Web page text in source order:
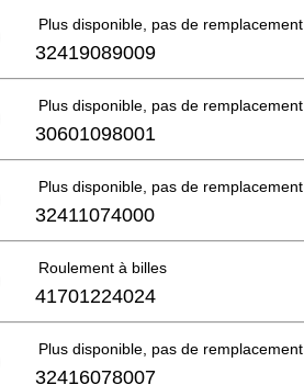
Plus disponible, pas de remplacement
32419089009
Plus disponible, pas de remplacement
30601098001
Plus disponible, pas de remplacement
32411074000
Roulement à billes
41701224024
Plus disponible, pas de remplacement
32416078007